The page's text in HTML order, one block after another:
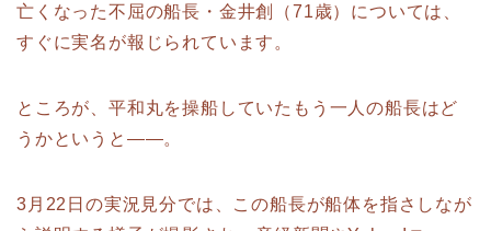
亡くなった不屈の船長・金井創（71歳）については、
すぐに実名が報じられています。
ところが、平和丸を操船していたもう一人の船長はど
うかというと——。
3月22日の実況見分では、この船長が船体を指さしなが